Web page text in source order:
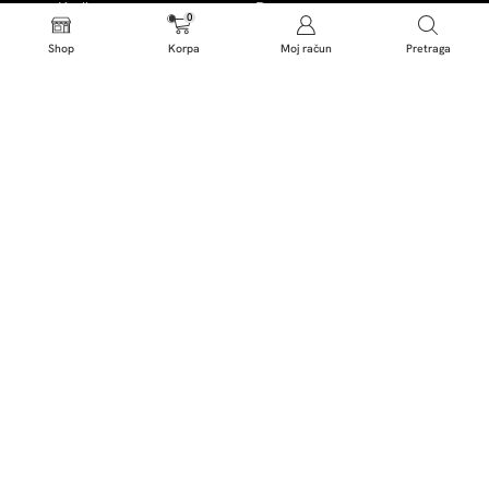
Karijere
Magazin
Dostava
Shop
0
Korpa Moj račun Pretraga